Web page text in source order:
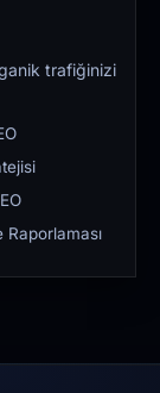
trafiğinizi